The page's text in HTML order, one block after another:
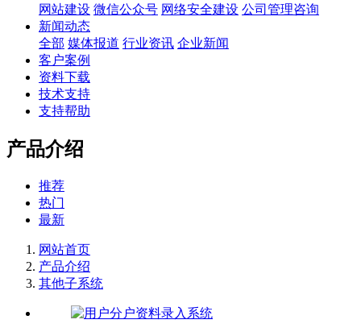
网站建设 微信公众号 网络安全建设 公司管理咨询
新闻动态
全部 媒体报道 行业资讯 企业新闻
客户案例
资料下载
技术支持
支持帮助
产品介绍
推荐
热门
最新
网站首页
产品介绍
其他子系统